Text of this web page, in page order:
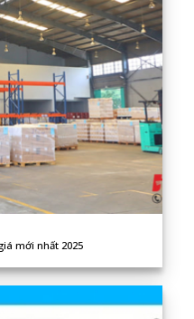
mới nhất 2025